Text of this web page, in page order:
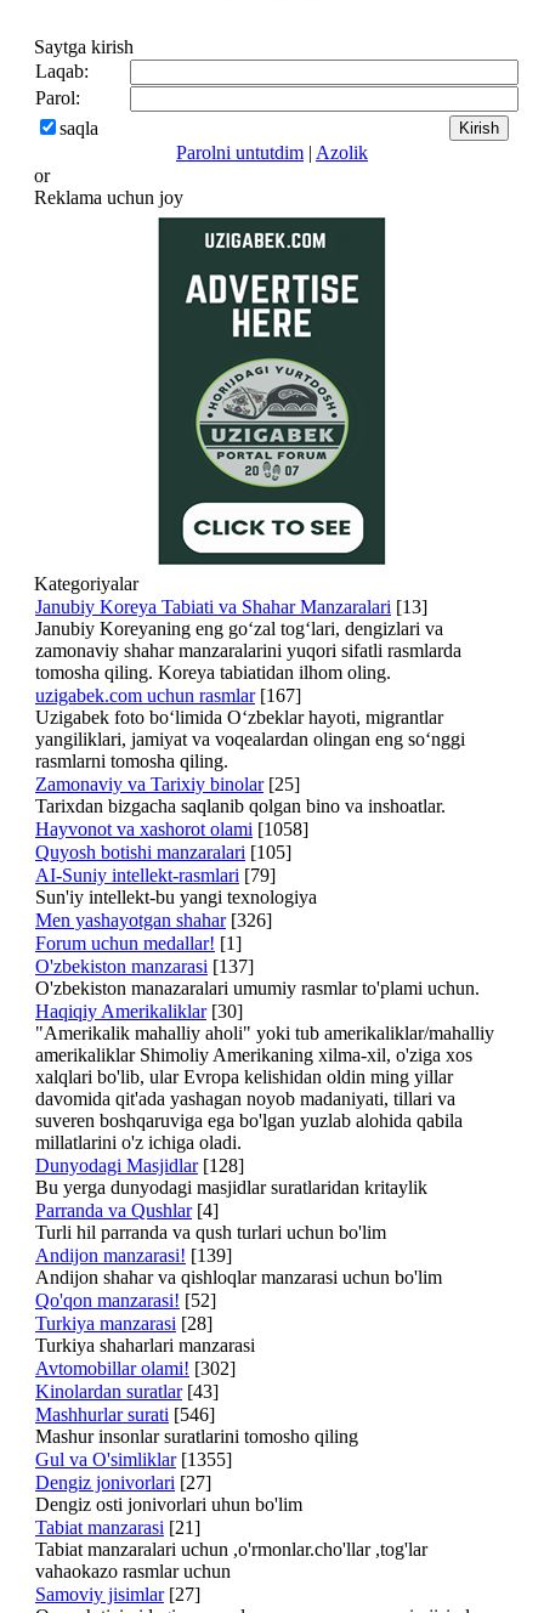
Saytga kirish
Laqab:
Parol:
saqla
Parolni untutdim | Azolik
or
Reklama uchun joy
Kategoriyalar
Janubiy Koreya Tabiati va Shahar Manzaralari [13]
Janubiy Koreyaning eng go‘zal tog‘lari, dengizlari va
zamonaviy shahar manzaralarini yuqori sifatli rasmlarda
tomosha qiling. Koreya tabiatidan ilhom oling.
uzigabek.com uchun rasmlar [167]
Uzigabek foto bo‘limida O‘zbeklar hayoti, migrantlar
yangiliklari, jamiyat va voqealardan olingan eng so‘nggi
rasmlarni tomosha qiling.
Zamonaviy va Tarixiy binolar [25]
Tarixdan bizgacha saqlanib qolgan bino va inshoatlar.
Hayvonot va xashorot olami [1058]
Quyosh botishi manzaralari [105]
AI-Suniy intellekt-rasmlari [79]
Sun'iy intellekt-bu yangi texnologiya
Men yashayotgan shahar [326]
Forum uchun medallar! [1]
O'zbekiston manzarasi [137]
O'zbekiston manazaralari umumiy rasmlar to'plami uchun.
Haqiqiy Amerikaliklar [30]
"Amerikalik mahalliy aholi" yoki tub amerikaliklar/mahalliy
amerikaliklar Shimoliy Amerikaning xilma-xil, o'ziga xos
xalqlari bo'lib, ular Evropa kelishidan oldin ming yillar
davomida qit'ada yashagan noyob madaniyati, tillari va
suveren boshqaruviga ega bo'lgan yuzlab alohida qabila
millatlarini o'z ichiga oladi.
Dunyodagi Masjidlar [128]
Bu yerga dunyodagi masjidlar suratlaridan kritaylik
Parranda va Qushlar [4]
Turli hil parranda va qush turlari uchun bo'lim
Andijon manzarasi! [139]
Andijon shahar va qishloqlar manzarasi uchun bo'lim
Qo'qon manzarasi! [52]
Turkiya manzarasi [28]
Turkiya shaharlari manzarasi
Avtomobillar olami! [302]
Kinolardan suratlar [43]
Mashhurlar surati [546]
Mashur insonlar suratlarini tomosho qiling
Gul va O'simliklar [1355]
Dengiz jonivorlari [27]
Dengiz osti jonivorlari uhun bo'lim
Tabiat manzarasi [21]
Tabiat manzaralari uchun ,o'rmonlar.cho'llar ,tog'lar
vahaokazo rasmlar uchun
Samoviy jisimlar [27]